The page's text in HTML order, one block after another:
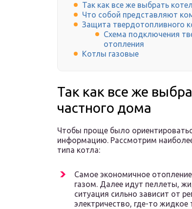
Так как все же выбрать
Что собой представляют
Защита твердотопливного
Схема подключения
отопления
Котлы газовые
Так как все же
частного дома
Чтобы проще было
информацию. Рассмотрим
типа котла:
Самое экономичное
газом. Далее идут пеллеты,
ситуация сильно зависит от
электричество, где-то